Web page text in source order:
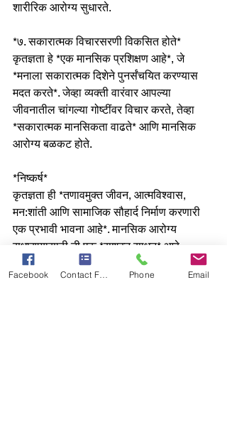
शारीरिक आरोग्य सुधारते.
*७. सकारात्मक विचारसरणी विकसित होते*
कृतज्ञता हे *एक मानसिक प्रशिक्षण आहे*, जे
*मनाला सकारात्मक दिशेने पुनर्संचयित करण्यास
मदत करते*. जेव्हा व्यक्ती वारंवार आपल्या
जीवनातील चांगल्या गोष्टींवर विचार करते, तेव्हा
*सकारात्मक मानसिकता वाढते* आणि मानसिक
आरोग्य बळकट होते.
*निष्कर्ष*
कृतज्ञता ही *तणावमुक्त जीवन, आत्मविश्वास,
मन:शांती आणि सामाजिक सौहार्द निर्माण करणारी
एक प्रभावी भावना आहे*. मानसिक आरोग्य
सुधारण्यासाठी ती एक *सशक्त साधन* आहे.
Facebook Contact Form Phone Email